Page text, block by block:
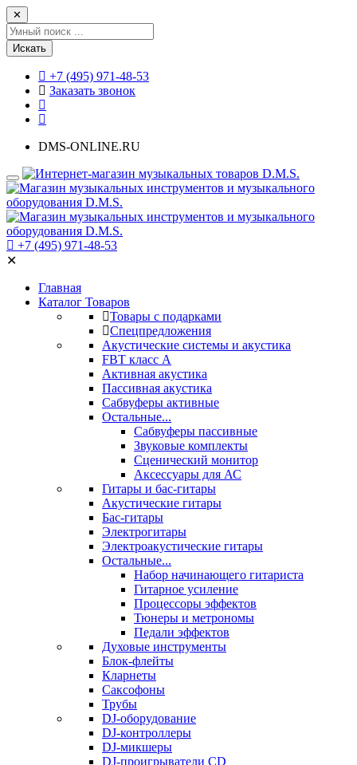
✕
Искать
+7 (495) 971-48-53
Заказать звонок
DMS-ONLINE.RU
+7 (495) 971-48-53
✕
Главная
Каталог Товаров
Товары с подарками
Спецпредложения
Акустические системы и акустика
FBT класс А
Активная акустика
Пассивная акустика
Сабвуферы активные
Остальные...
Сабвуферы пассивные
Звуковые комплекты
Сценический монитор
Аксессуары для АС
Гитары и бас-гитары
Акустические гитары
Бас-гитары
Электрогитары
Электроакустические гитары
Остальные...
Набор начинающего гитариста
Гитарное усиление
Процессоры эффектов
Тюнеры и метрономы
Педали эффектов
Духовые инструменты
Блок-флейты
Кларнеты
Саксофоны
Трубы
DJ-оборудование
DJ-контроллеры
DJ-микшеры
DJ-проигрыватели CD